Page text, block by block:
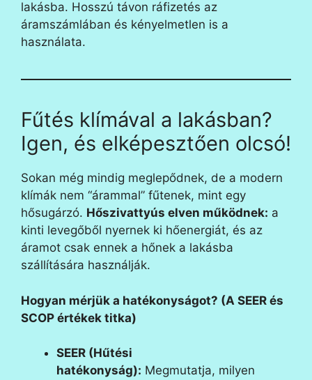
lakásba. Hosszú távon ráfizetés az
áramszámlában és kényelmetlen is a
használata.
Fűtés klímával a lakásban?
Igen, és elképesztően olcsó!
Sokan még mindig meglepődnek, de a modern
klímák nem “árammal” fűtenek, mint egy
hősugárzó. Hőszivattyús elven működnek: a
kinti levegőből nyernek ki hőenergiát, és az
áramot csak ennek a hőnek a lakásba
szállítására használják.
Hogyan mérjük a hatékonyságot? (A SEER és
SCOP értékek titka)
SEER (Hűtési
hatékonyság): Megmutatja, milyen